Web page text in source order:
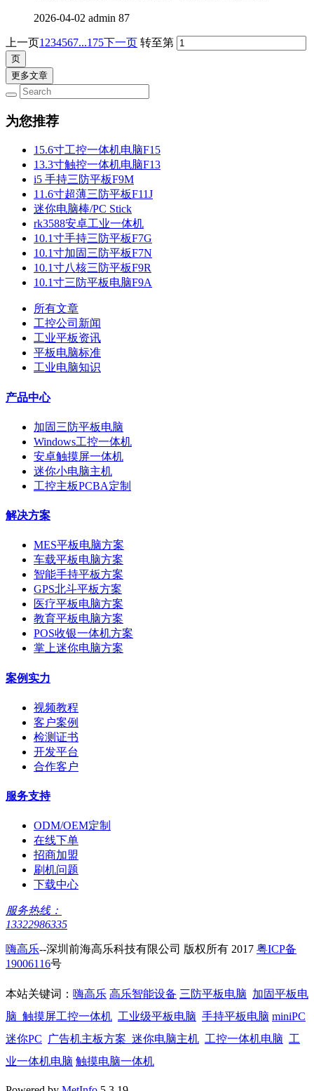
2026-04-02 admin 87
上一页1 234567...175下一页 转至第
更多文章
为您推荐
15.6寸工控一体机电脑F15
13.3寸触控一体机电脑F13
i5 手持三防平板F9M
11.6寸超薄三防平板F11J
迷你电脑棒/PC Stick
rk3588安卓工业一体机
10.1寸手持三防平板F7G
10.1寸加固三防平板F7N
10.1寸八核三防平板F9R
10.1寸三防平板电脑F9A
所有文章
工控公司新闻
工业平板资讯
平板电脑标准
工业电脑知识
产品中心
加固三防平板电脑
Windows工控一体机
安卓触摸屏一体机
迷你小电脑主机
工控主板PCBA定制
解决方案
MES平板电脑方案
车载平板电脑方案
智能手持平板方案
GPS北斗平板方案
医疗平板电脑方案
教育平板电脑方案
POS收银一体机方案
掌上迷你电脑方案
案例实力
视频教程
客户案例
检测证书
开发平台
合作客户
服务支持
ODM/OEM定制
在线下单
招商加盟
刷机问题
下载中心
服务热线：
13322986335
嗨高乐--深圳前海高乐科技有限公司 版权所有 2017 粤ICP备
19006116号
本站关键词： 嗨高乐 高乐智能设备 三防平板电脑 加固平板电
脑 触摸屏工控一体机 工业级平板电脑 手持平板电脑 miniPC
迷你PC 广告机主板方案 迷你电脑主机 工控一体机电脑 工
业一体机电脑 触摸电脑一体机